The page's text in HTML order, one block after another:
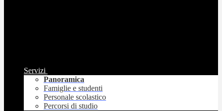
Servizi
Panoramica
Famiglie e studenti
Personale scolastico
Percorsi di studio